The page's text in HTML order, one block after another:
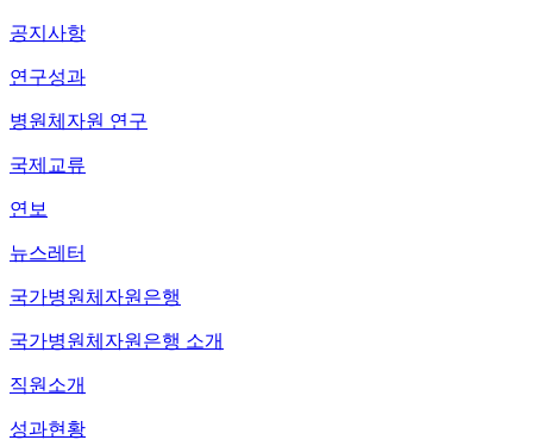
공지사항
연구성과
병원체자원 연구
국제교류
연보
뉴스레터
국가병원체자원은행
국가병원체자원은행 소개
직원소개
성과현황